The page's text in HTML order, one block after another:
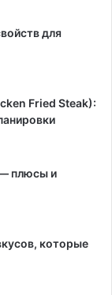
для
Fried Steak):
плюсы и
которые